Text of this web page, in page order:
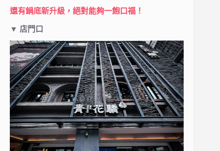
還有鍋底新升級，絕對能夠一飽口福！
▼ 店門口